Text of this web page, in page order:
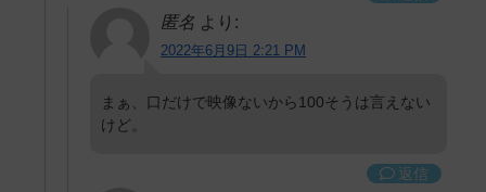
匿名 より:
2022年6月9日 2:21 PM
まぁ、口だけで映像ないから100そうは言えない
けど。
返信